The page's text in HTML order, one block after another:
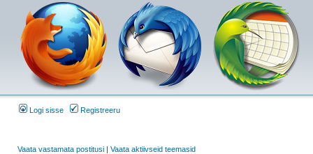
Logi sisse Registreeru
Vaata vastamata postitusi | Vaata aktiivseid teemasid